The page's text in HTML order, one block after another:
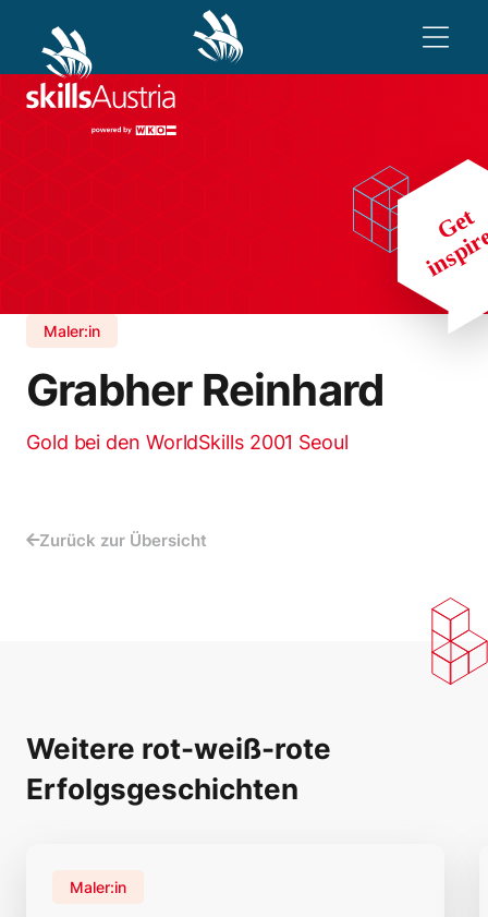
Maler:in
Grabher Reinhard
Gold bei den WorldSkills 2001 Seoul
Zurück zur Übersicht
Weitere rot-weiß-rote
Erfolgsgeschichten
Maler:in